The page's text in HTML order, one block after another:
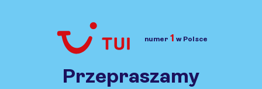
Przejdź do TUI.pl
numer 1 w Polsce
Przepraszamy